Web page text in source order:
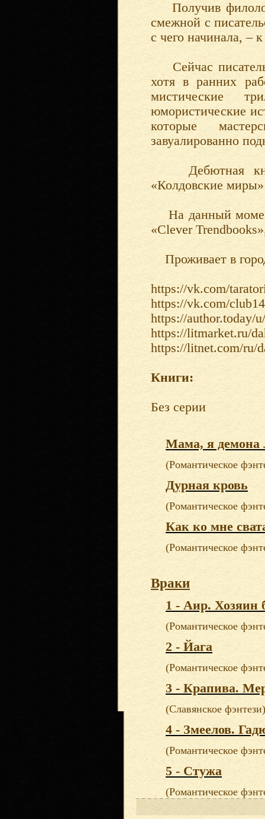
Получив
смежной с
с чего начинала, –
Сейчас
хотя в ранних
мистические
юмористические
которые
завуалированно
Дебютная
«Колдовские
На данный
«Clever
Проживает в
https://vk.com/
https://vk.com/
https://author.today/
https://litmarket.ru/
https://litnet.com/ru/
Книги:
Без серии
Мама, я демона
(Романтическое
Дурная кровь
(Романтическое
Как ко мне
(Романтическое
Враки
1 - Аир. Хозяин
(Романтическое
2 - Йага
(Романтическое
3 - Крапива.
(Славянское фэнтези)
4 - Змеелов.
(Романтическое
5 - Стужа
(Романтическое